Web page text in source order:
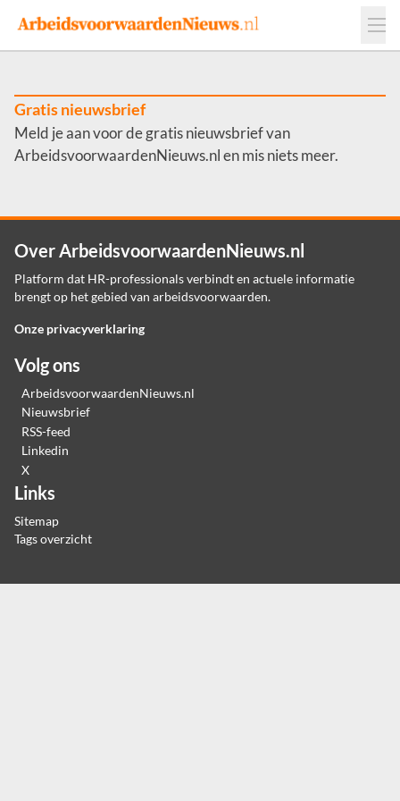
Events
Adverteren
Werkgevers
Contact
Gratis nieuwsbrief
Meld je aan voor de gratis nieuwsbrief van
ArbeidsvoorwaardenNieuws.nl en mis niets meer.
Over ArbeidsvoorwaardenNieuws.nl
Platform dat HR-professionals verbindt en actuele informatie
brengt op het gebied van arbeidsvoorwaarden.
Onze privacyverklaring
Volg ons
ArbeidsvoorwaardenNieuws.nl
Nieuwsbrief
RSS-feed
Linkedin
X
Links
Sitemap
Tags overzicht